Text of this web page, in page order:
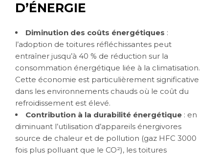
D’ÉNERGIE
Diminution des coûts énergétiques :
l’adoption de toitures réfléchissantes peut
entraîner jusqu’à 40 % de réduction sur la
consommation énergétique liée à la climatisation.
Cette économie est particulièrement significative
dans les environnements chauds où le coût du
refroidissement est élevé.
Contribution à la durabilité énergétique : en
diminuant l’utilisation d’appareils énergivores
source de chaleur et de pollution (gaz HFC 3000
fois plus polluant que le CO²), les toitures